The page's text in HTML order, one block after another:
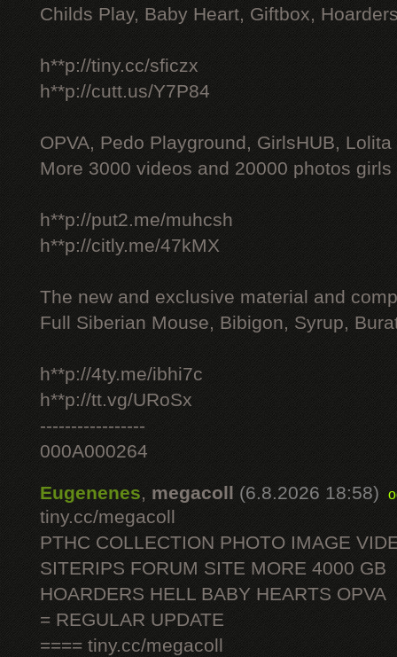
Childs Play, Baby Heart, Giftbox,
h**p://tiny.cc/sficzx
h**p://cutt.us/Y7P84
OPVA, Pedo Playground, GirlsHUB, Lolita
More 3000 videos and 20000 photos
h**p://put2.me/muhcsh
h**p://citly.me/47kMX
The new and exclusive material and
Full Siberian Mouse, Bibigon, Syrup,
h**p://4ty.me/ibhi7c
h**p://tt.vg/URoSx
-----------------
000A000264
Eugenenes, megacoll (6.8.2026 18:58)
tiny.cc/megacoll
PTHC COLLECTION PHOTO IMAGE
SITERIPS FORUM SITE MORE 4000 GB
HOARDERS HELL BABY HEARTS OPVA
= REGULAR UPDATE
==== tiny.cc/megacoll